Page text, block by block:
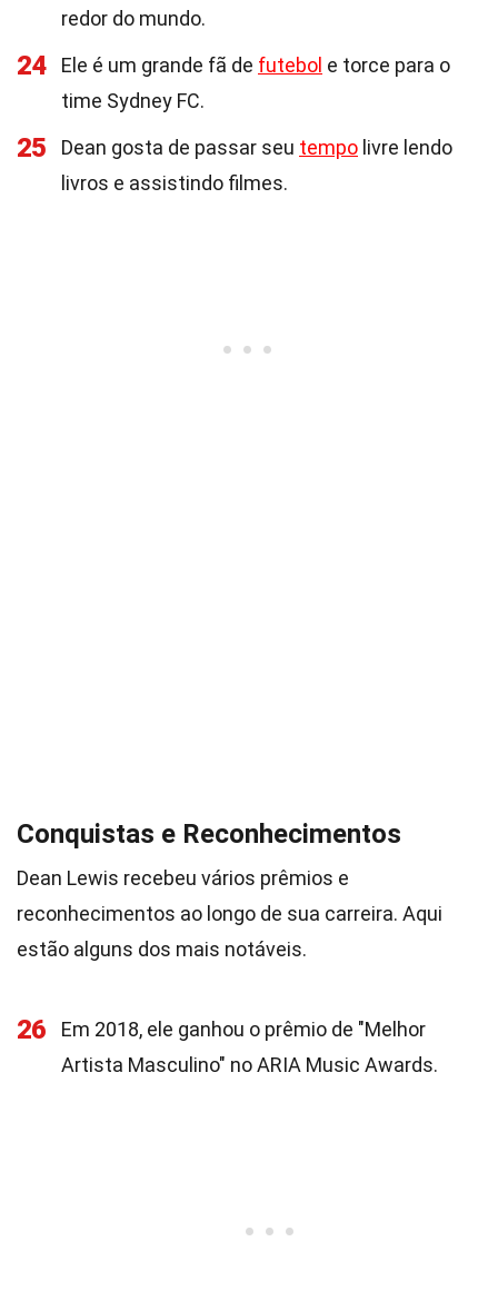
redor do mundo.
24 Ele é um grande fã de futebol e torce para o
time Sydney FC.
25 Dean gosta de passar seu tempo livre lendo
livros e assistindo filmes.
Conquistas e Reconhecimentos
Dean Lewis recebeu vários prêmios e
reconhecimentos ao longo de sua carreira. Aqui
estão alguns dos mais notáveis.
26
Em 2018, ele ganhou o prêmio de "Melhor
Artista Masculino" no ARIA Music Awards.